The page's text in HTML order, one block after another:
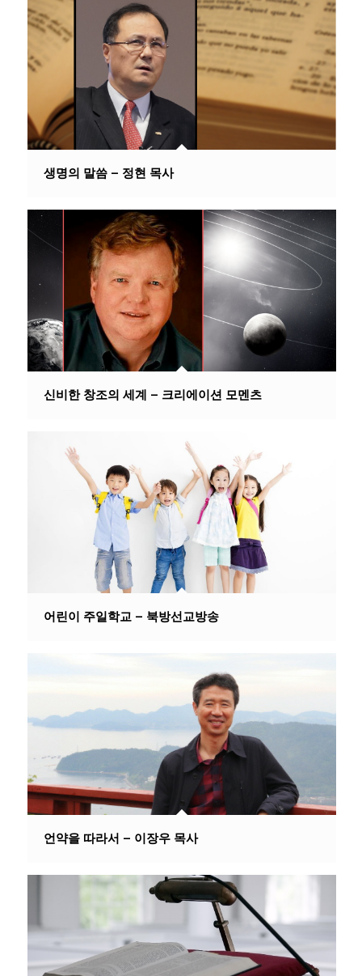
생명의 말씀 – 정현 목사
신비한 창조의 세계 – 크리에이션 모멘츠
어린이 주일학교 – 북방선교방송
언약을 따라서 – 이장우 목사